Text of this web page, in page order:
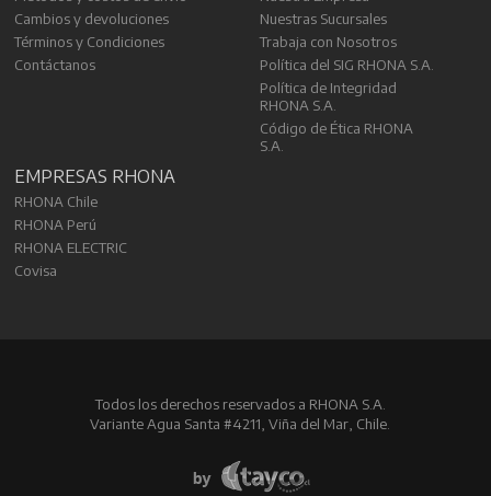
Cambios y devoluciones
Términos y Condiciones
Contáctanos
Nuestras Sucursales
Trabaja con Nosotros
Política del SIG RHONA S.A.
Política de Integridad
RHONA S.A.
Código de Ética RHONA
S.A.
EMPRESAS RHONA
RHONA Chile
RHONA Perú
RHONA ELECTRIC
Covisa
Todos los derechos reservados a RHONA S.A.
Variante Agua Santa #4211, Viña del Mar, Chile.